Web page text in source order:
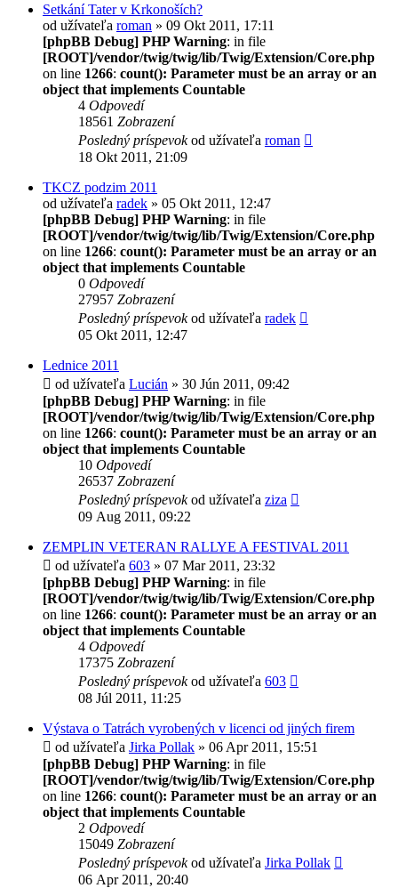
Setkání Tater v Krkonoších?
od užívateľa roman » 09 Okt 2011, 17:11
[phpBB Debug] PHP Warning: in file
[ROOT]/vendor/twig/twig/lib/Twig/Extension/Core.php
on line 1266: count(): Parameter must be an array or an
object that implements Countable
4 Odpovedí
18561 Zobrazení
Posledný príspevokod užívateľa roman
18 Okt 2011, 21:09
TKCZ podzim 2011
od užívateľa radek » 05 Okt 2011, 12:47
[phpBB Debug] PHP Warning: in file
[ROOT]/vendor/twig/twig/lib/Twig/Extension/Core.php
on line 1266: count(): Parameter must be an array or an
object that implements Countable
0 Odpovedí
27957 Zobrazení
Posledný príspevokod užívateľa radek
05 Okt 2011, 12:47
Lednice 2011
od užívateľa Lucián » 30 Jún 2011, 09:42
[phpBB Debug] PHP Warning: in file
[ROOT]/vendor/twig/twig/lib/Twig/Extension/Core.php
on line 1266: count(): Parameter must be an array or an
object that implements Countable
10 Odpovedí
26537 Zobrazení
Posledný príspevokod užívateľa ziza
09 Aug 2011, 09:22
ZEMPLIN VETERAN RALLYE A FESTIVAL 2011
od užívateľa 603 » 07 Mar 2011, 23:32
[phpBB Debug] PHP Warning: in file
[ROOT]/vendor/twig/twig/lib/Twig/Extension/Core.php
on line 1266: count(): Parameter must be an array or an
object that implements Countable
4 Odpovedí
17375 Zobrazení
Posledný príspevokod užívateľa 603
08 Júl 2011, 11:25
Výstava o Tatrách vyrobených v licenci od jiných firem
od užívateľa Jirka Pollak » 06 Apr 2011, 15:51
[phpBB Debug] PHP Warning: in file
[ROOT]/vendor/twig/twig/lib/Twig/Extension/Core.php
on line 1266: count(): Parameter must be an array or an
object that implements Countable
2 Odpovedí
15049 Zobrazení
Posledný príspevokod užívateľa Jirka Pollak
06 Apr 2011, 20:40